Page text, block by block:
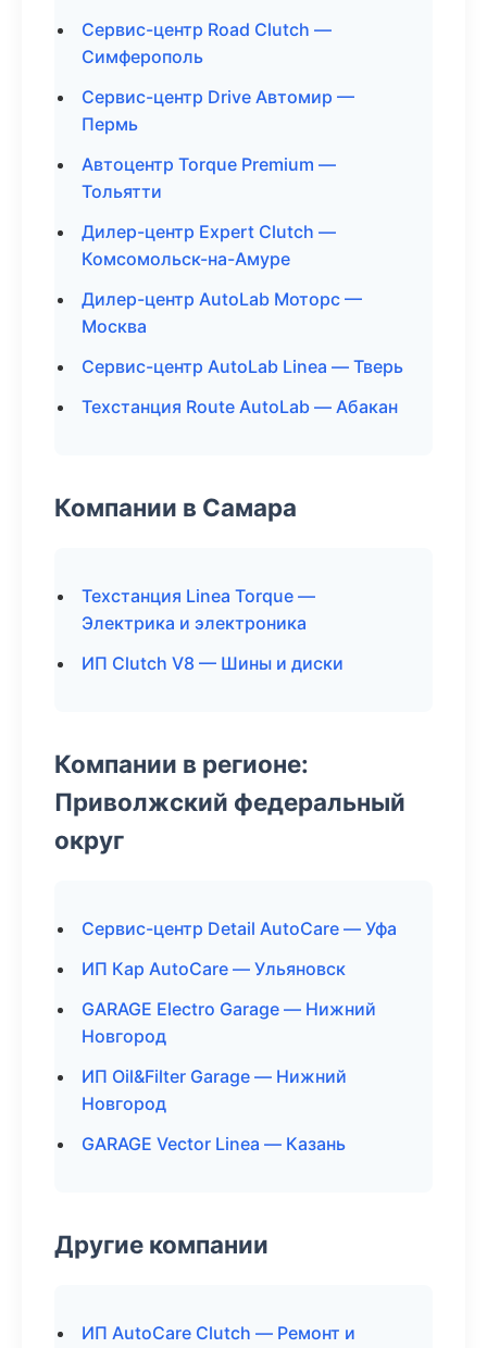
Сервис-центр Road Clutch —
Симферополь
Сервис-центр Drive Автомир —
Пермь
Автоцентр Torque Premium —
Тольятти
Дилер-центр Expert Clutch —
Комсомольск-на-Амуре
Дилер-центр AutoLab Моторс —
Москва
Сервис-центр AutoLab Linea — Тверь
Техстанция Route AutoLab — Абакан
Компании в Самара
Техстанция Linea Torque —
Электрика и электроника
ИП Clutch V8 — Шины и диски
Компании в регионе:
Приволжский федеральный
округ
Сервис-центр Detail AutoCare — Уфа
ИП Кар AutoCare — Ульяновск
GARAGE Electro Garage — Нижний
Новгород
ИП Oil&Filter Garage — Нижний
Новгород
GARAGE Vector Linea — Казань
Другие компании
ИП AutoCare Clutch — Ремонт и